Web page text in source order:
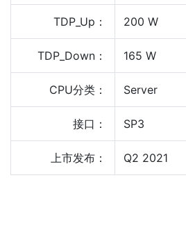
TDP_Up： 200 W
TDP_Down： 165 W
CPU分类： Server
接口： SP3
上市发布： Q2 2021